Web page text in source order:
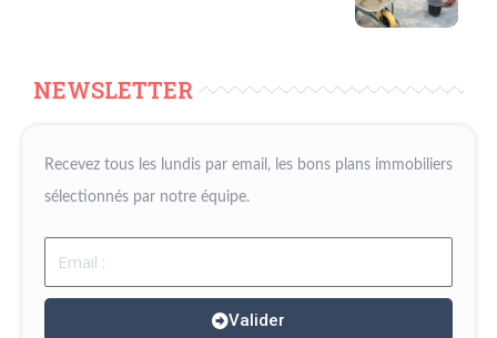
NEWSLETTER
Recevez tous les lundis par email, les bons plans immobiliers
sélectionnés par notre équipe.
Email
Valider